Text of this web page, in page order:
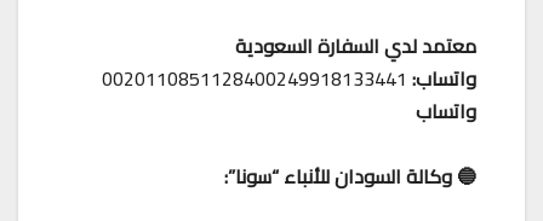
معتمد لدي السفارة السعودية
واتساب: 0020110851128400249918133441
واتساب
🔵 وكالة السودان للأنباء “سونا”: